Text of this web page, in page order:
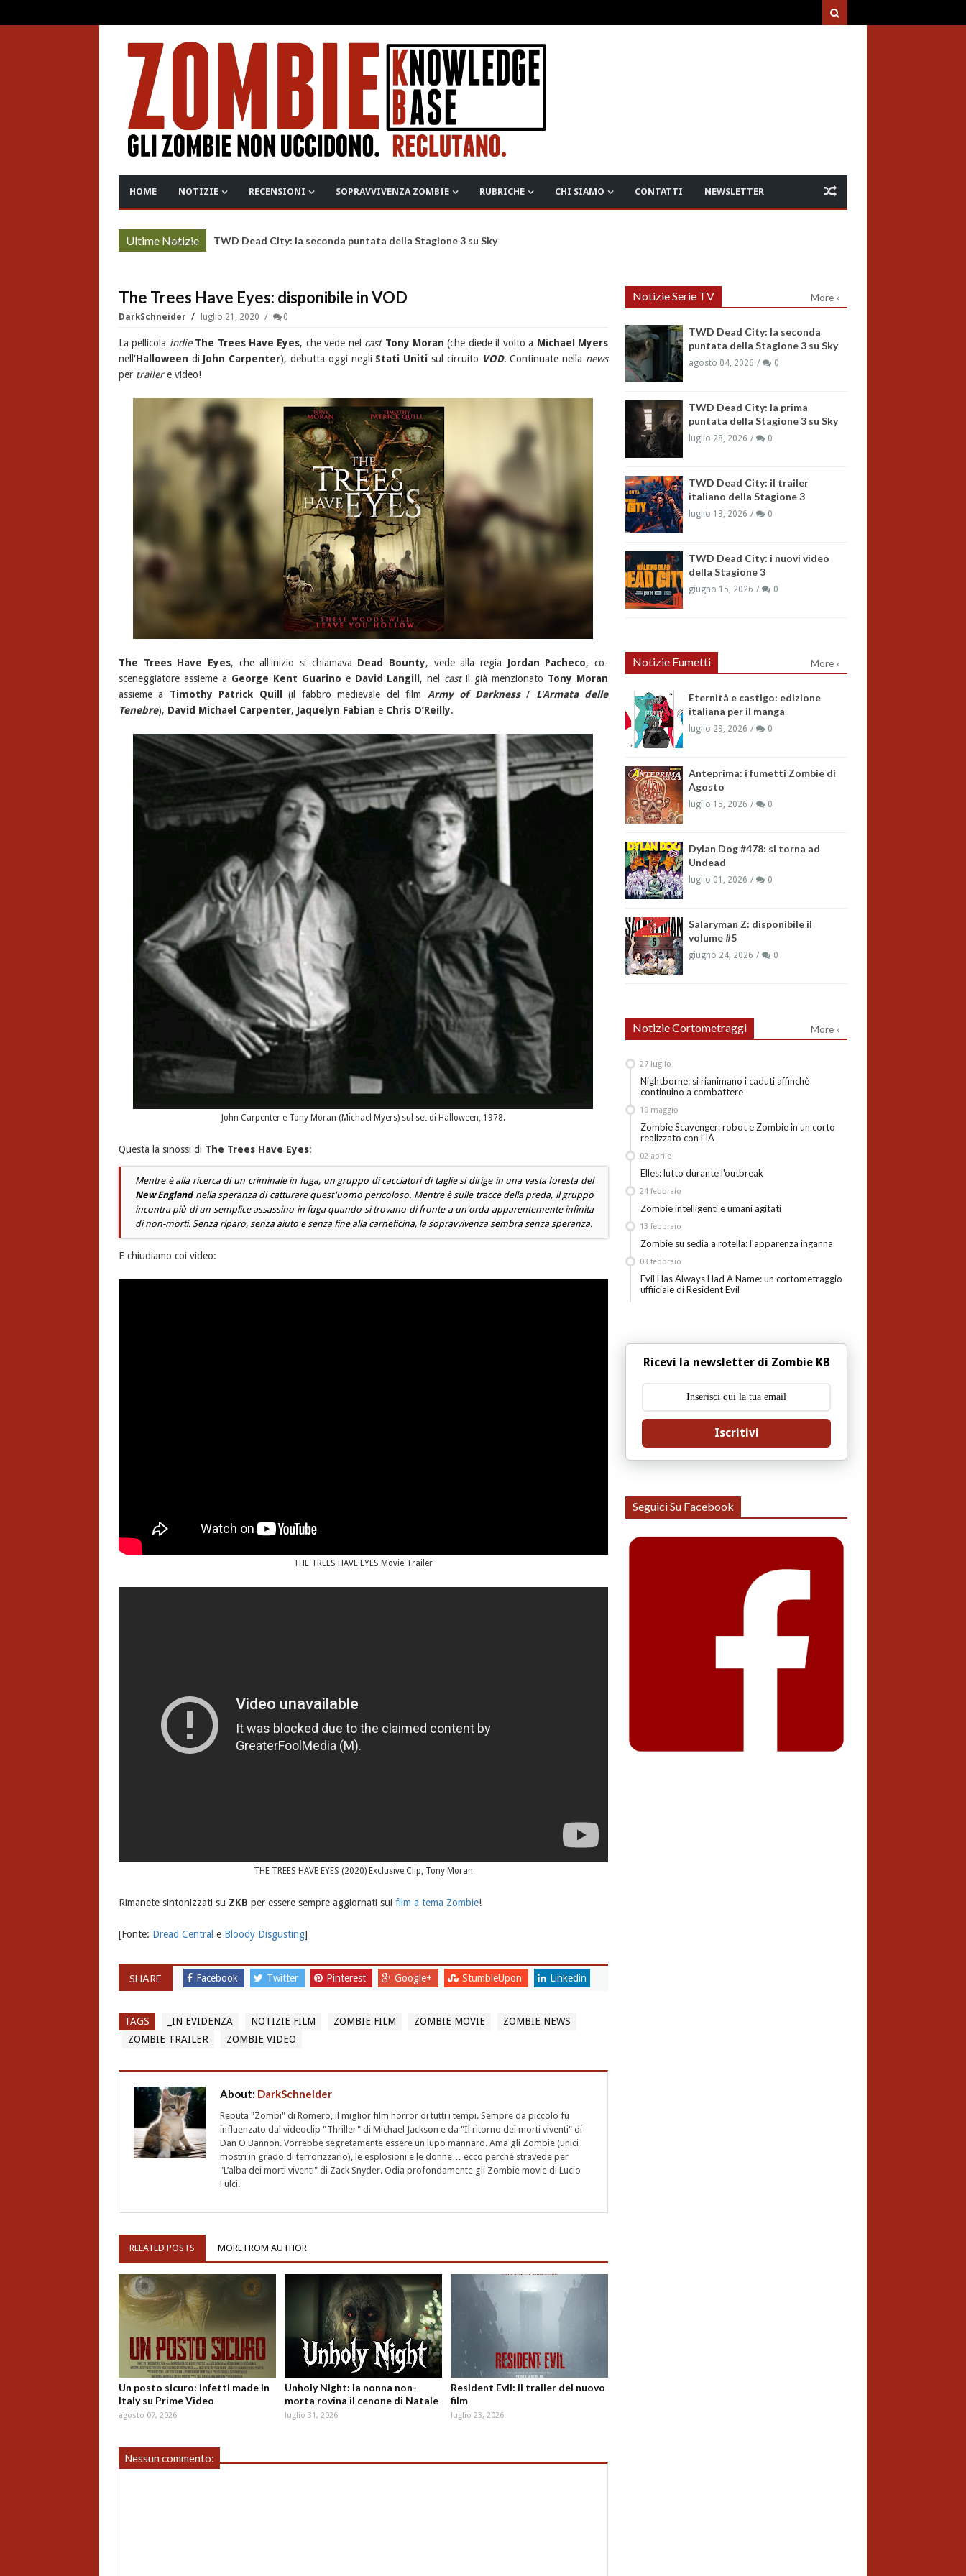
HOME NOTIZIE RECENSIONI SOPRAVVIVENZA ZOMBIE RUBRICHE CHI SIAMO CONTATTI NEWSLETTER
Ultime Notizie
More » TWD Dead City: la seconda puntata della Stagione 3 su Sky
The Trees Have Eyes: disponibile in VOD
DarkSchneider luglio 21, 2020 0
La pellicola indie The Trees Have Eyes, che vede nel cast Tony Moran (che diede il volto a Michael Myers
nell'Halloween di John Carpenter), debutta oggi negli Stati Uniti sul circuito VOD. Continuate nella news
per trailere video!
The Trees Have Eyes, che all'inizio si chiamava Dead Bounty, vede alla regia Jordan Pacheco, co-
sceneggiatore assieme a George Kent Guarino e David Langill , nel castil già menzionato Tony Moran
assieme a Timothy Patrick Quill (il fabbro medievale del film Army of Darkness/ L'Armata delle
Tenebre), David Michael Carpenter, Jaquelyn Fabian e Chris O’Reilly.
John Carpenter e Tony Moran (Michael Myers) sul set di Halloween, 1978.
Questa la sinossi di The Trees Have Eyes:
Mentre è alla ricerca di un criminale in fuga, un gruppo di cacciatori di taglie si dirige in una vasta foresta del
New Englandnella speranza di catturare quest'uomo pericoloso. Mentre è sulle tracce della preda, il gruppo
incontra più di un semplice assassino in fuga quando si trovano di fronte a un'orda apparentemente infinita
di non-morti. Senza riparo, senza aiuto e senza fine alla carneficina, la sopravvivenza sembra senza speranza.
E chiudiamo coi video:
THE TREES HAVE EYES Movie Trailer
THE TREES HAVE EYES (2020) Exclusive Clip, Tony Moran
Rimanete sintonizzati su ZKB per essere sempre aggiornati sui film a tema Zombie!
[Fonte: Dread Central e Bloody Disgusting]
SHARE Facebook Twitter Pinterest Google+ StumbleUpon Linkedin
TAGS _IN EVIDENZA NOTIZIE FILM ZOMBIE FILM ZOMBIE MOVIE
ZOMBIE NEWS
ZOMBIE TRAILER
ZOMBIE VIDEO
About: DarkSchneider
Reputa "Zombi" di Romero, il miglior film horror di tutti i tempi. Sempre da piccolo fu
influenzato dal videoclip "Thriller" di Michael Jackson e da "Il ritorno dei morti viventi" di
Dan O'Bannon. Vorrebbe segretamente essere un lupo mannaro. Ama gli Zombie (unici
mostri in grado di terrorizzarlo), le esplosioni e le donne… ecco perché stravede per
"L’alba dei morti viventi" di Zack Snyder. Odia profondamente gli Zombie movie di Lucio
Fulci.
RELATED POSTS MORE FROM AUTHOR
Un posto sicuro: infetti made in
Italy su Prime Video
agosto 07, 2026
Unholy Night: la nonna non-
morta rovina il cenone di Natale
luglio 31, 2026
Resident Evil: il trailer del nuovo
film
luglio 23, 2026
Nessun commento:
Notizie Serie TV More »
TWD Dead City: la seconda
puntata della Stagione 3 su Sky
agosto 04, 2026 0
TWD Dead City: la prima
puntata della Stagione 3 su Sky
luglio 28, 2026 0
TWD Dead City: il trailer
italiano della Stagione 3
luglio 13, 2026 0
TWD Dead City: i nuovi video
della Stagione 3
giugno 15, 2026 0
Notizie Fumetti More »
Eternità e castigo: edizione
italiana per il manga
luglio 29, 2026 0
Anteprima: i fumetti Zombie di
Agosto
luglio 15, 2026 0
Dylan Dog #478: si torna ad
Undead
luglio 01, 2026 0
Salaryman Z: disponibile il
volume #5
giugno 24, 2026 0
Notizie Cortometraggi More »
Nightborne: si rianimano i caduti affinchè
continuino a combattere
27 luglio
Zombie Scavenger: robot e Zombie in un corto
realizzato con l'IA
19 maggio
Elles: lutto durante l'outbreak
02 aprile
Zombie intelligenti e umani agitati
24 febbraio
Zombie su sedia a rotella: l'apparenza inganna
13 febbraio
Evil Has Always Had A Name: un cortometraggio
uffiiciale di Resident Evil
03 febbraio
Ricevi la newsletter di Zombie KB
Iscritivi
Seguici Su Facebook